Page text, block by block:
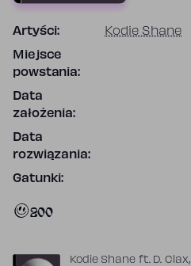
Artyści: Kodie Shane
Miejsce
powstania:
Data
założenia:
Data
rozwiązania:
Gatunki:
200
Kodie Shaneft. D. Clax,